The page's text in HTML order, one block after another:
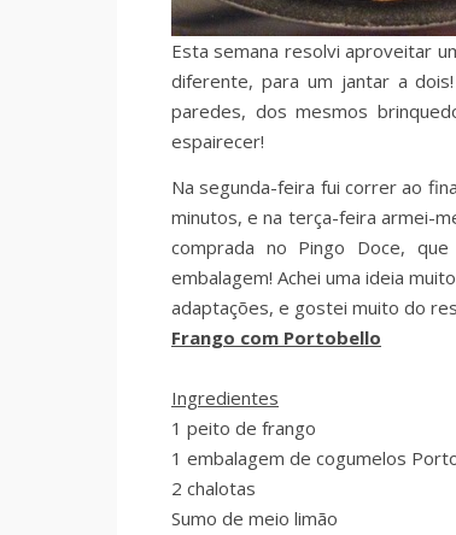
Esta semana resolvi aproveitar
diferente, para um jantar a
paredes, dos mesmos
espairecer!
Na segunda-feira fui correr ao
minutos, e na terça-feira armei-
comprada no Pingo Doce,
embalagem! Achei uma ideia
adaptações, e gostei muito do
Frango com Portobello
Ingredientes
1 peito de frango
1 embalagem de cogumelos
2 chalotas
Sumo de meio limão